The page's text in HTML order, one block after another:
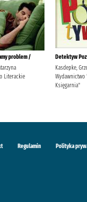
problem /
Literackie
Detektyw
Kasdepke,
Wydawnictwo
Księgarnia"
Regulamin Polityka